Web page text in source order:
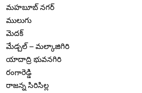
మహబూబ్ నగర్
ములుగు
మెదక్
మేడ్చల్ – మల్కాజిగిరి
యాదాద్రి భువనగిరి
రంగారెడ్డి
రాజన్న సిరిసిల్ల